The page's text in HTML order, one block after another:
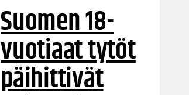
Suomen 18-
vuotiaat tytöt
päihittivät